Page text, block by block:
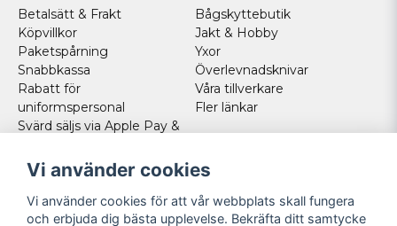
Betalsätt & Frakt
Köpvillkor
Paketspårning
Snabbkassa
Rabatt för
uniformspersonal
Svärd säljs via Apple Pay &
Norska kunder
Cookies
Bågskyttebutik
Jakt & Hobby
Yxor
Överlevnadsknivar
Våra tillverkare
Fler länkar
FÖLJ OSS
Vi använder cookies
Vi använder cookies för att vår webbplats skall fungera
och erbjuda dig bästa upplevelse. Bekräfta ditt samtycke